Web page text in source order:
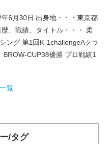
6月30日 出身地・・・東京都
、戦績、タイトル・・・ 柔
ング 第1回K-1challengeAクラ
BROW-CUP38優勝 プロ戦績1
覧
/タグ